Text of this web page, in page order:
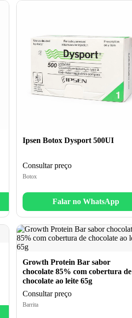
Ipsen Botox Dysport 500UI
Consultar preço
Botox
Falar no WhatsApp
Growth Protein Bar sabor
chocolate 85% com cobertura de
chocolate ao leite 65g
Consultar preço
Barrita